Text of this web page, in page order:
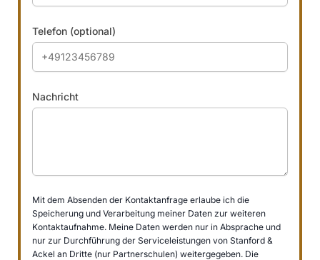
Telefon (optional)
Nachricht
Mit dem Absenden der Kontaktanfrage erlaube ich die
Speicherung und Verarbeitung meiner Daten zur weiteren
Kontaktaufnahme. Meine Daten werden nur in Absprache und
nur zur Durchführung der Serviceleistungen von Stanford &
Ackel an Dritte (nur Partnerschulen) weitergegeben. Die